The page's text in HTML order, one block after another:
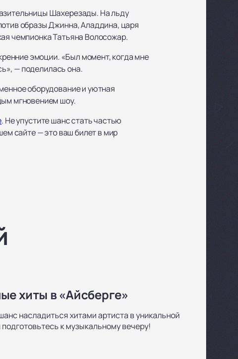
Шахерезады. На льду
образы Джинна, Аладдина, царя
чемпионка Татьяна Волосожар.
эмоции. «Был момент, когда мне
— поделилась она.
оборудование и уютная
мгновением шоу.
. Не упустите шанс стать частью
сайте — это ваш билет в мир
хиты в «Айсберге»
насладиться хитами артиста в уникальной
к музыкальному вечеру!